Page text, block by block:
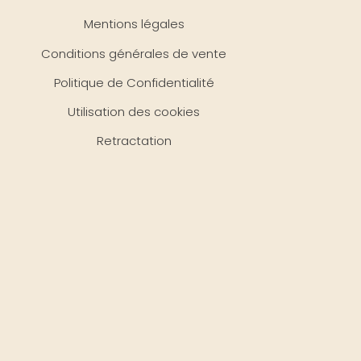
Mentions légales
Conditions générales de vente
Politique de Confidentialité
Utilisation des cookies
Retractation